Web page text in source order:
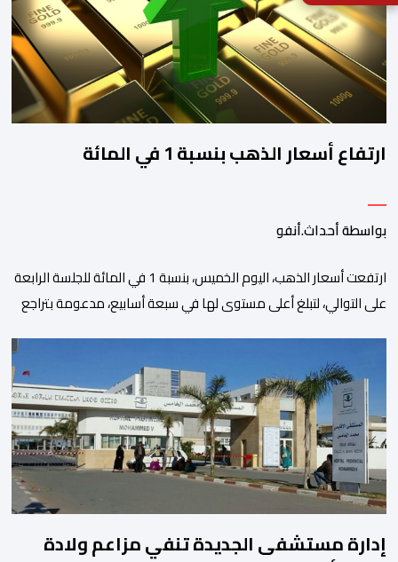
ارتفاع أسعار الذهب بنسبة 1 في المائة
بواسطة أحداث.أنفو
ارتفعت أسعار الذهب، اليوم الخميس، بنسبة 1 في المائة للجلسة الرابعة
على التوالي، لتبلغ أعلى مستوى لها في سبعة أسابيع، مدعومة بتراجع
مسجلا أعلى مستوى له منذ 18 يونيو الماضي، فيما ارتفعت العقود
الأمريكية الآجلة […]
إدارة مستشفى الجديدة تنفي مزاعم ولادة